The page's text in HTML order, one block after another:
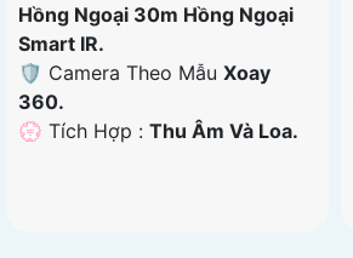
Hồng Ngoại 30m Hồng Ngoại
Smart IR.
🛡 Camera Theo Mẫu Xoay
360.
️💮 Tích Hợp : Thu Âm Và Loa.